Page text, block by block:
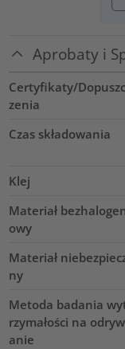
Aprobaty i
Certyfikaty/Dopuszc
zenia
Czas składowania
Klej
Materiał
owy
Materiał
ny
Metoda badania
rzymałości na odryw
anie